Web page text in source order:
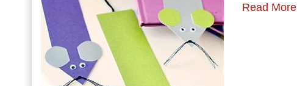
Read More